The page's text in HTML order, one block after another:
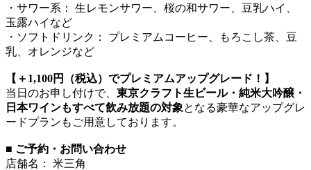
・サワー系： 生レモンサワー、桜の和サワー、豆乳ハイ、
玉露ハイなど
・ソフトドリンク： プレミアムコーヒー、もろこし茶、豆
乳、オレンジなど
【＋1,100円（税込）でプレミアムアップグレード！】
当日のお申し付けで、 東京クラフト生ビール・純米大吟醸・
日本ワインもすべて飲み放題の対象となる豪華なアップグレ
ードプランもご用意しております。
■ ご予約・お問い合わせ
店舗名： 米三角